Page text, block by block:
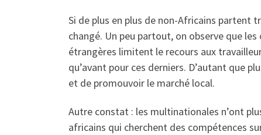
Si de plus en plus de non-Africains partent
changé. Un peu partout, on observe que
étrangères limitent le recours aux
qu’avant pour ces derniers. D’autant que
et de promouvoir le marché local.
Autre constat : les multinationales n’ont
africains qui cherchent des compétences